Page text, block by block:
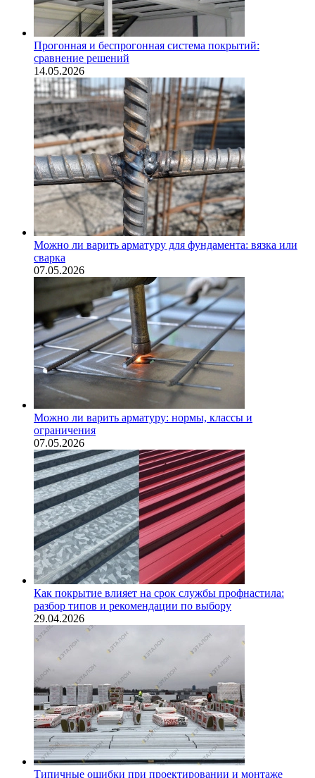
Прогонная и беспрогонная система покрытий:
сравнение решений
14.05.2026
Можно ли варить арматуру для фундамента: вязка или
сварка
07.05.2026
Можно ли варить арматуру: нормы, классы и
ограничения
07.05.2026
Как покрытие влияет на срок службы профнастила:
разбор типов и рекомендации по выбору
29.04.2026
Типичные ошибки при проектировании и монтаже